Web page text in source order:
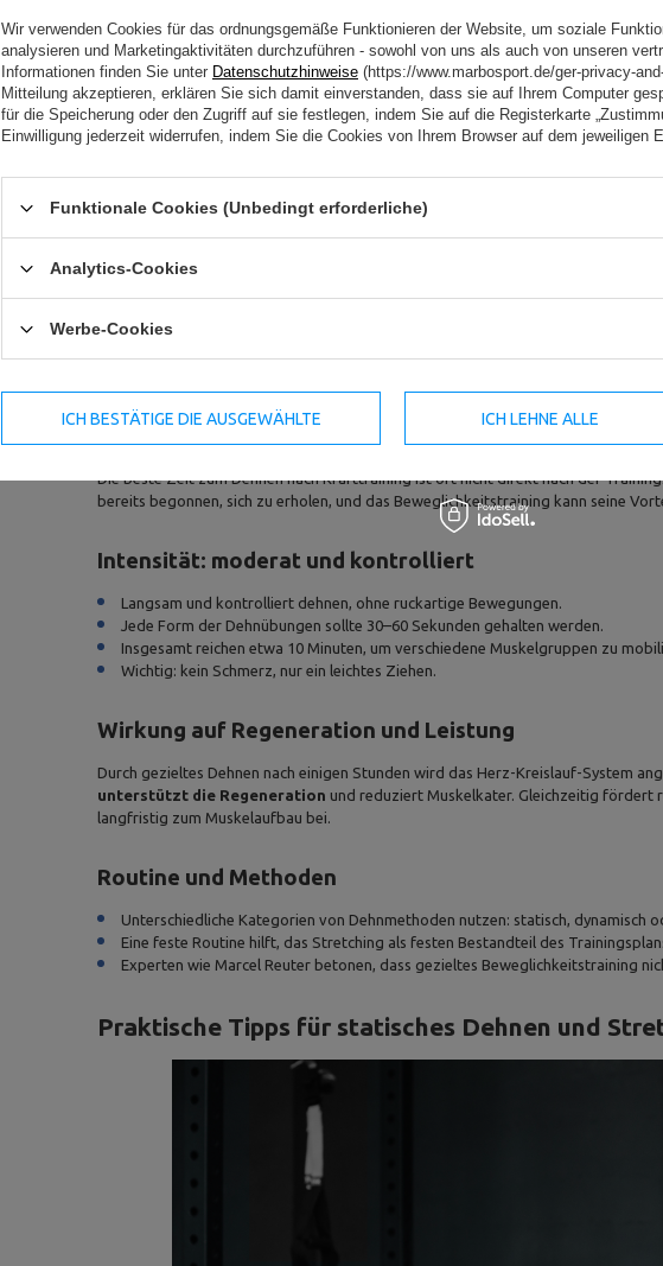
Die beste Zeit zum Dehnen nach Krafttraining ist oft nicht direkt nach der
bereits begonnen, sich zu erholen, und das Beweglichkeitstraining kann seine
Intensität: moderat und kontrolliert
Langsam und kontrolliert dehnen, ohne ruckartige Bewegungen.
Jede Form der Dehnübungen sollte 30–60 Sekunden gehalten werden.
Insgesamt reichen etwa 10 Minuten, um verschiedene Muskelgruppen zu
Wichtig: kein Schmerz, nur ein leichtes Ziehen.
Wirkung auf Regeneration und Leistung
Durch gezieltes Dehnen nach einigen Stunden wird das Herz-Kreislauf-System
unterstützt die Regeneration und reduziert Muskelkater. Gleichzeitig fördert
langfristig zum Muskelaufbau bei.
Routine und Methoden
Unterschiedliche Kategorien von Dehnmethoden nutzen: statisch, dynamisch
Eine feste Routine hilft, das Stretching als festen Bestandteil des
Experten wie Marcel Reuter betonen, dass gezieltes Beweglichkeitstraining
Praktische Tipps für statisches Dehnen und
Wir verwenden Cookies für das ordnungsgemäße Funktionieren der Website, um soziale
analysieren und Marketingaktivitäten durchzuführen - sowohl von uns als auch von unseren
Informationen finden Sie unter Datenschutzhinweise (https://www.marbosport.de/ger-privacy-
Mitteilung akzeptieren, erklären Sie sich damit einverstanden, dass sie auf Ihrem Computer
für die Speicherung oder den Zugriff auf sie festlegen, indem Sie auf die Registerkarte
Einwilligung jederzeit widerrufen, indem Sie die Cookies von Ihrem Browser auf dem jeweiligen
Funktionale Cookies (Unbedingt erforderliche)
Analytics-Cookies
Werbe-Cookies
ICH BESTÄTIGE DIE AUSGEWÄHLTE ICH LEHNE ALLE